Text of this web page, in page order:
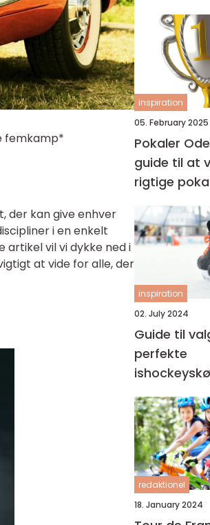
femkamp*
der kan give enhver
i en enkelt
vil vi dykke ned i
at vide for alle, der
inspiration
05. February 2025
Pokaler
guide til at
rigtige
inspiration
02. July 2024
Guide til
perfekte
redaktionel
18. January 2024